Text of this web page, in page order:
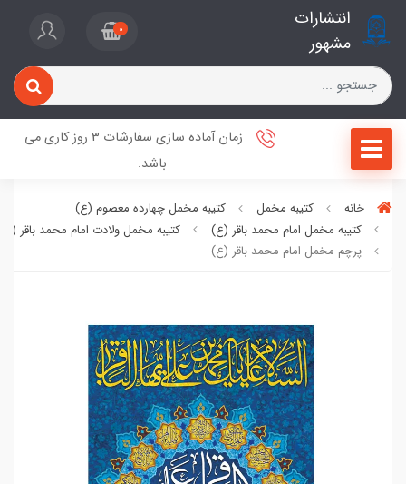
انتشارات
مشهور
0
زمان آماده سازی سفارشات 3 روز کاری می
باشد.
خانه کتیبه مخمل
کتیبه مخمل چهارده معصوم (ع)
کتیبه مخمل امام محمد باقر (ع)
کتیبه مخمل ولادت امام محمد باقر (ع)
پرچم مخمل امام محمد باقر (ع)